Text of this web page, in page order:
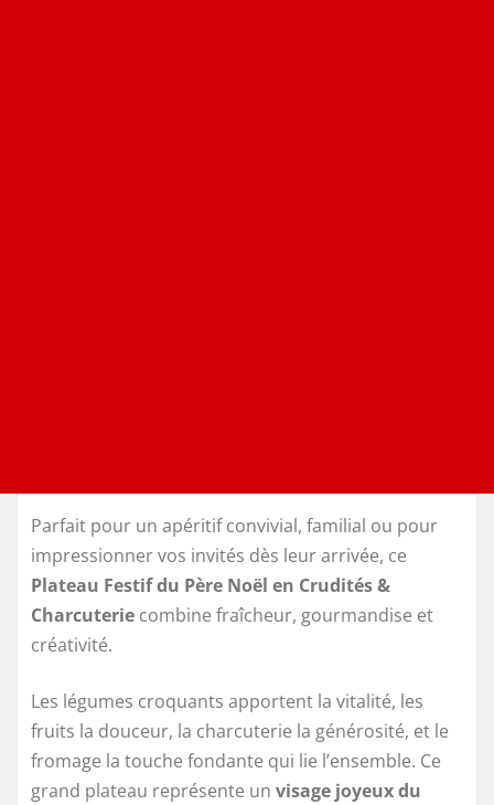
Parfait pour un apéritif convivial, familial ou pour
impressionner vos invités dès leur arrivée, ce
Plateau Festif du Père Noël en Crudités &
Charcuterie combine fraîcheur, gourmandise et
créativité.
Les légumes croquants apportent la vitalité, les
fruits la douceur, la charcuterie la générosité, et le
fromage la touche fondante qui lie l’ensemble. Ce
grand plateau représente un visage joyeux du